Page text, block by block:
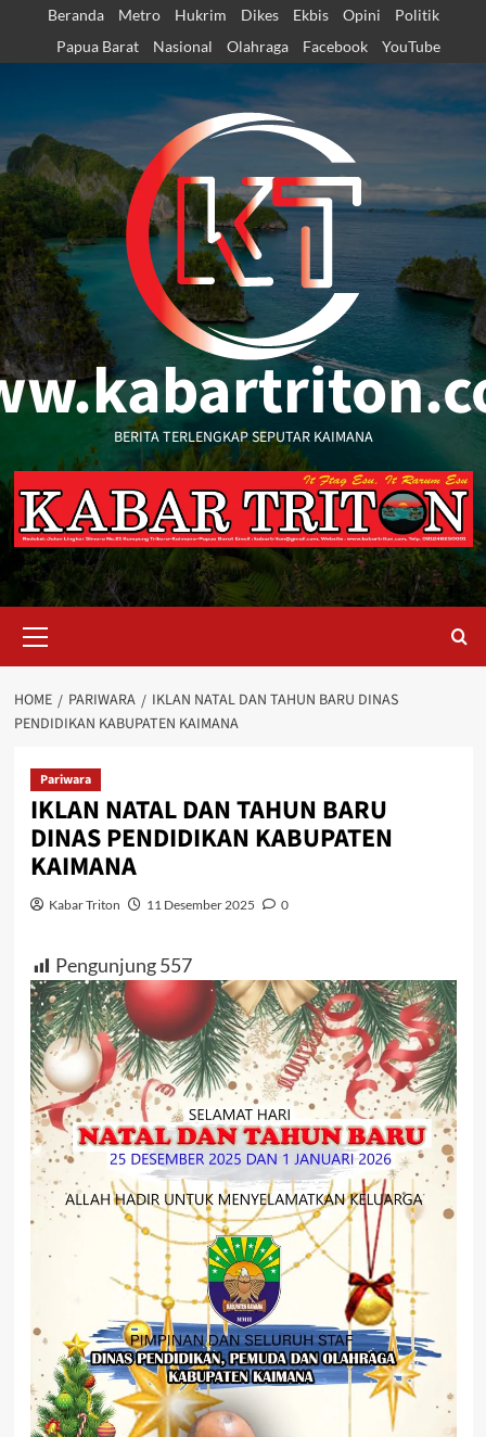
content
Beranda Metro Hukrim Dikes Ekbis Opini
Politik
Papua Barat
Nasional Olahraga Facebook YouTube
BERITA TERLENGKAP SEPUTAR KAIMANA
Menu
HOME PARIWARA
IKLAN NATAL DAN TAHUN BARU DINAS
PENDIDIKAN KABUPATEN KAIMANA
Pariwara
IKLAN NATAL DAN TAHUN BARU
DINAS PENDIDIKAN KABUPATEN
KAIMANA
Kabar Triton 11 Desember 2025 0
Pengunjung 557